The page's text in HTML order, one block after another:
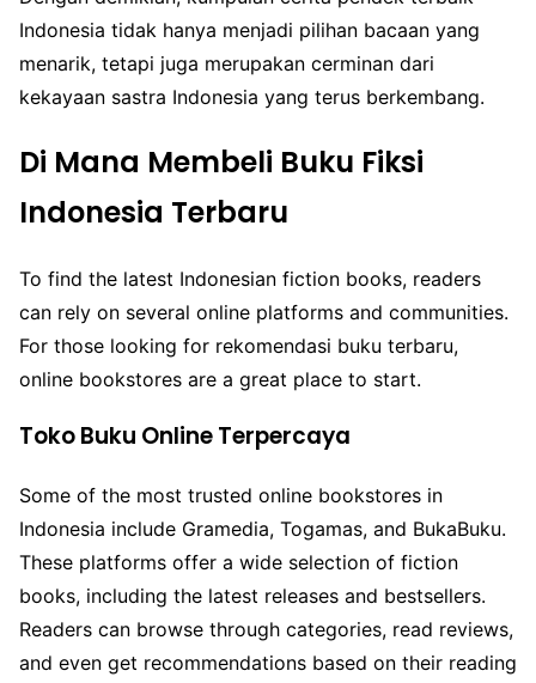
Indonesia tidak hanya menjadi pilihan bacaan yang
menarik, tetapi juga merupakan cerminan dari
kekayaan sastra Indonesia yang terus berkembang.
Di Mana Membeli Buku Fiksi
Indonesia Terbaru
To find the latest Indonesian fiction books, readers
can rely on several online platforms and communities.
For those looking for rekomendasi buku terbaru,
online bookstores are a great place to start.
Toko Buku Online Terpercaya
Some of the most trusted online bookstores in
Indonesia include Gramedia, Togamas, and BukaBuku.
These platforms offer a wide selection of fiction
books, including the latest releases and bestsellers.
Readers can browse through categories, read reviews,
and even get recommendations based on their reading